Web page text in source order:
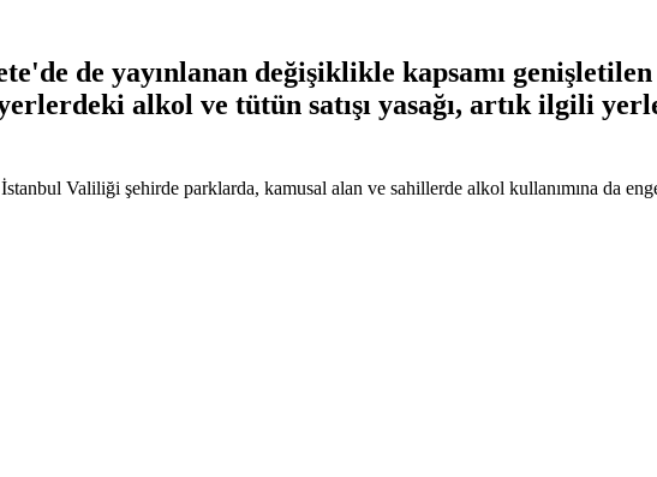
de yayınlanan değişiklikle kapsamı genişletilen
alkol ve tütün satışı yasağı, artık ilgili
Valiliği şehirde parklarda, kamusal alan ve sahillerde alkol kullanımına da